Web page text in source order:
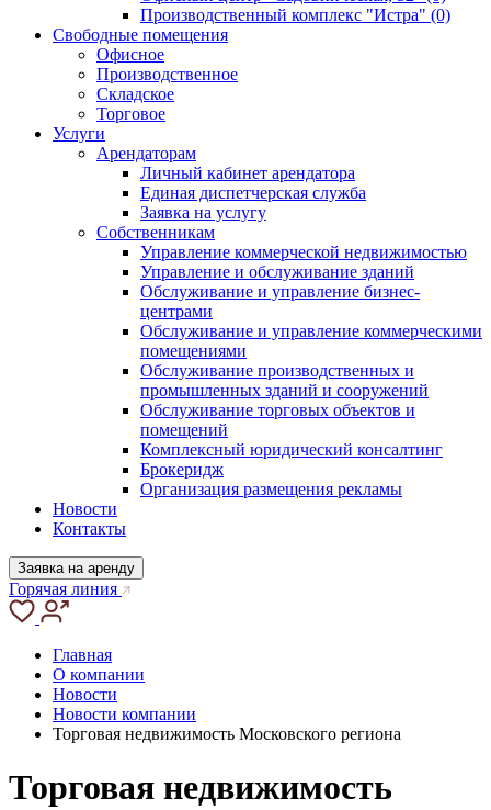
Производственный комплекс "Истра" (0)
Свободные помещения
Офисное
Производственное
Складское
Торговое
Услуги
Арендаторам
Личный кабинет арендатора
Единая диспетчерская служба
Заявка на услугу
Собственникам
Управление коммерческой недвижимостью
Управление и обслуживание зданий
Обслуживание и управление бизнес-
центрами
Обслуживание и управление коммерческими
помещениями
Обслуживание производственных и
промышленных зданий и сооружений
Обслуживание торговых объектов и
помещений
Комплексный юридический консалтинг
Брокеридж
Организация размещения рекламы
Новости
Контакты
Заявка на аренду
Горячая линия
Главная
О компании
Новости
Новости компании
Торговая недвижимость Московского региона
Торговая недвижимость